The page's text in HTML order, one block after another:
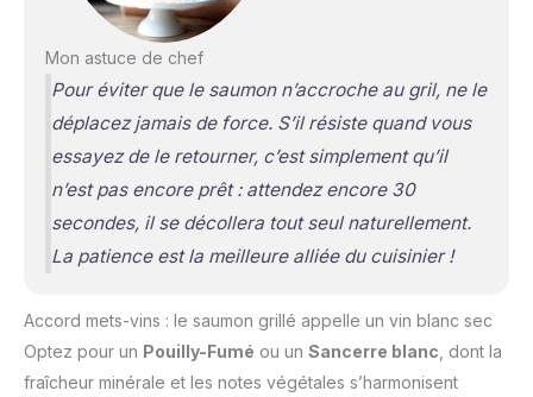
Mon astuce de chef
Pour éviter que le saumon n’accroche au gril, ne le
déplacez jamais de force. S’il résiste quand vous
essayez de le retourner, c’est simplement qu’il
n’est pas encore prêt : attendez encore 30
secondes, il se décollera tout seul naturellement.
La patience est la meilleure alliée du cuisinier !
Accord mets-vins : le saumon grillé appelle un vin blanc sec
Optez pour un Pouilly-Fumé ou un Sancerre blanc , dont la
fraîcheur minérale et les notes végétales s’harmonisent